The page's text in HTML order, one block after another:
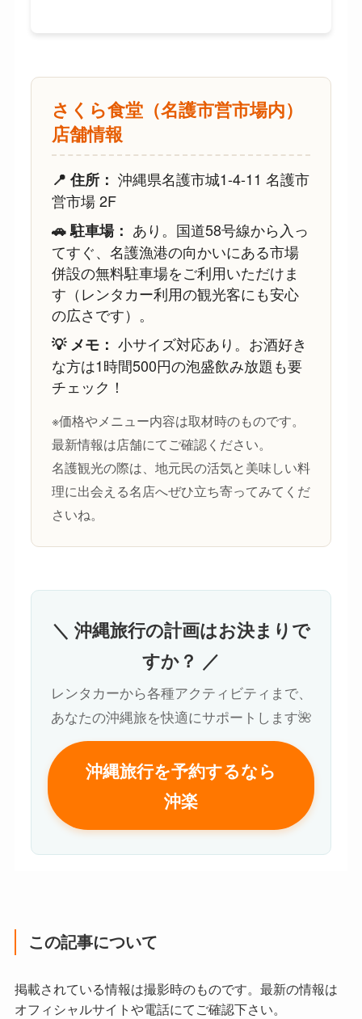
さくら食堂（名護市営市場内）
店舗情報
📍 住所： 沖縄県名護市城1-4-11 名護市
営市場 2F
🚗 駐車場： あり。国道58号線から入っ
てすぐ、名護漁港の向かいにある市場
併設の無料駐車場をご利用いただけま
す（レンタカー利用の観光客にも安心
の広さです）。
💡 メモ： 小サイズ対応あり。お酒好き
な方は1時間500円の泡盛飲み放題も要
チェック！
※価格やメニュー内容は取材時のものです。
最新情報は店舗にてご確認ください。
名護観光の際は、地元民の活気と美味しい料
理に出会える名店へぜひ立ち寄ってみてくだ
さいね。
＼ 沖縄旅行の計画はお決まりで
すか？ ／
レンタカーから各種アクティビティまで、
あなたの沖縄旅を快適にサポートします🌺
沖縄旅行を予約するなら
沖楽
この記事について
掲載されている情報は撮影時のものです。最新の情報は
オフィシャルサイトや電話にてご確認下さい。